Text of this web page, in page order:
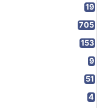
19
705
153
9
51
4